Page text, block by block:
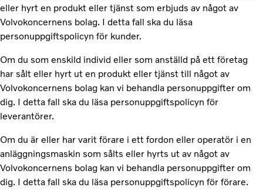
eller hyrt en produkt eller tjänst som erbjuds av något av
Volvokoncernens bolag. I detta fall ska du läsa
personuppgiftspolicyn för kunder.
Om du som enskild individ eller som anställd på ett företag
har sålt eller hyrt ut en produkt eller tjänst till något av
Volvokoncernens bolag kan vi behandla personuppgifter om
dig. I detta fall ska du läsa personuppgiftspolicyn för
leverantörer.
Om du är eller har varit förare i ett fordon eller operatör i en
anläggningsmaskin som sålts eller hyrts ut av något av
Volvokoncernens bolag kan vi behandla personuppgifter om
dig. I detta fall ska du läsa personuppgiftspolicyn för förare.